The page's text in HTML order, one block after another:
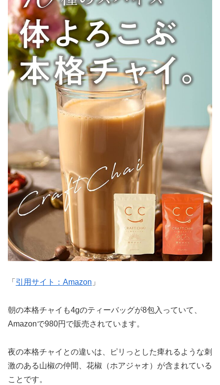
「 引用サイト：Amazon 」
朝の本格チャイも4gのティーバッグが8包入っていて、
Amazonで980円で販売されています。
夜の本格チャイとの違いは、ピリっとした痺れるような刺
激のある山椒の仲間、花椒（ホアジャオ）が含まれている
ことです。